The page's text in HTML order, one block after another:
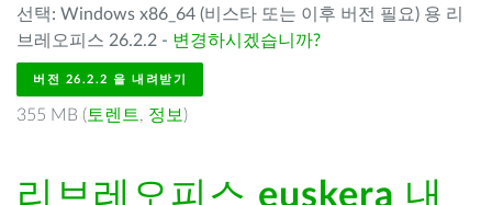
선택: Windows x86_64 (비스타 또는 이후 버전 필요) 용 리
브레오피스 26.2.2 - 변경하시겠습니까?
버전 26.2.2 을 내려받기
355 MB ( 토렌트, 정보 )
리브레오피스 euskera 내